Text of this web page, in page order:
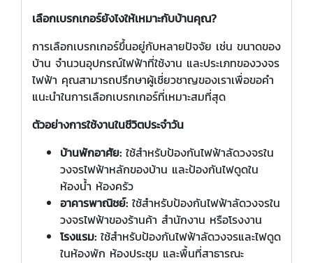
เลือกเบรกเกอร์ยังไงให้เหมาะกับบ้านคุณ?
การเลือกเบรกเกอร์ขึ้นอยู่กับหลายปัจจัย เช่น ขนาดของ
บ้าน จำนวนอุปกรณ์ไฟฟ้าที่ใช้งาน และประเภทของวงจร
ไฟฟ้า คุณสามารถปรึกษาผู้เชี่ยวชาญของเราเพื่อขอคำ
แนะนำในการเลือกเบรกเกอร์ที่เหมาะสมที่สุด
ตัวอย่างการใช้งานในชีวิตประจำวัน
บ้านพักอาศัย: ใช้สำหรับป้องกันไฟฟ้าลัดวงจรใน
วงจรไฟฟ้าหลักของบ้าน และป้องกันไฟดูดใน
ห้องน้ำ ห้องครัว
อาคารพาณิชย์: ใช้สำหรับป้องกันไฟฟ้าลัดวงจรใน
วงจรไฟฟ้าของร้านค้า สำนักงาน หรือโรงงาน
โรงแรม: ใช้สำหรับป้องกันไฟฟ้าลัดวงจรและไฟดูด
ในห้องพัก ห้องประชุม และพื้นที่สาธารณะ